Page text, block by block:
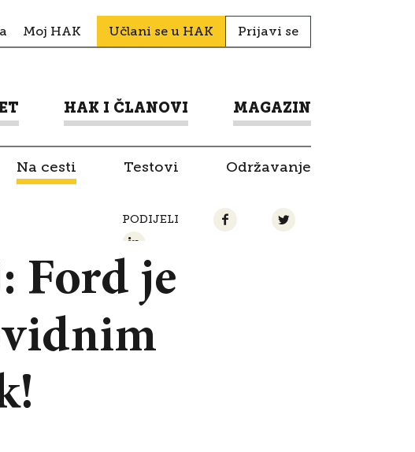
Moj HAK Učlani se u HAK Prijavi se
HAK I ČLANOVI MAGAZIN
Na cesti Testovi Održavanje
PODIJELI
Ford je